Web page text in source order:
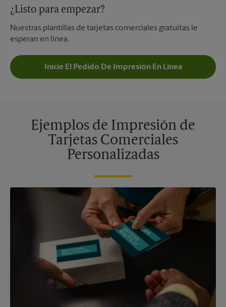
¿Listo para empezar?
Nuestras plantillas de tarjetas comerciales gratuitas le
esperan en línea.
Inicie El Pedido De Impresión En Línea
Ejemplos de Impresión de
Tarjetas Comerciales
Personalizadas